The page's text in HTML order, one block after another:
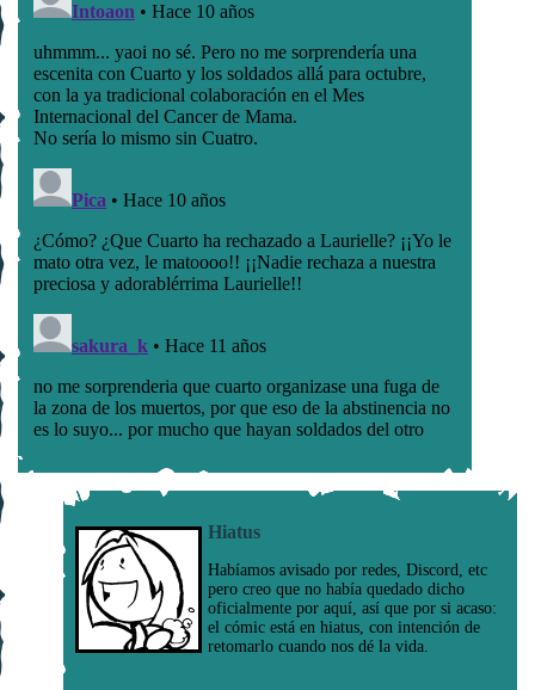
Hiatus
Habíamos avisado por redes, Discord, etc
pero creo que no había quedado dicho
oficialmente por aquí, así que por si acaso:
el cómic está en hiatus, con intención de
retomarlo cuando nos dé la vida.